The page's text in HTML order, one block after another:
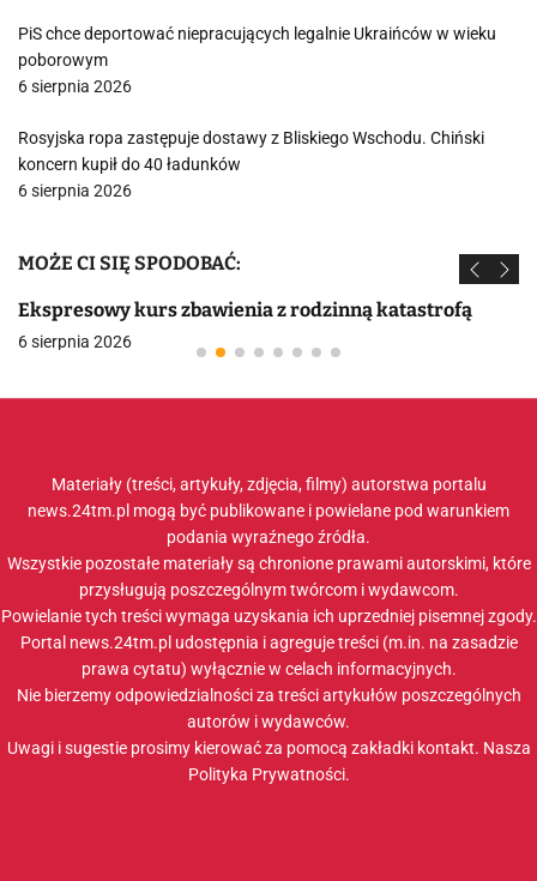
PiS chce deportować niepracujących legalnie Ukraińców w wieku
poborowym
6 sierpnia 2026
Rosyjska ropa zastępuje dostawy z Bliskiego Wschodu. Chiński
koncern kupił do 40 ładunków
6 sierpnia 2026
MOŻE CI SIĘ SPODOBAĆ:
Ekspresowy kurs zbawienia z rodzinną katastrofą
6 sierpnia 2026
Materiały (treści, artykuły, zdjęcia, filmy) autorstwa portalu
news.24tm.pl mogą być publikowane i powielane pod warunkiem
podania wyraźnego źródła.
Wszystkie pozostałe materiały są chronione prawami autorskimi, które
przysługują poszczególnym twórcom i wydawcom.
Powielanie tych treści wymaga uzyskania ich uprzedniej pisemnej zgody.
Portal news.24tm.pl udostępnia i agreguje treści (m.in. na zasadzie
prawa cytatu) wyłącznie w celach informacyjnych.
Nie bierzemy odpowiedzialności za treści artykułów poszczególnych
autorów i wydawców.
Uwagi i sugestie prosimy kierować za pomocą zakładki kontakt. Nasza
Polityka Prywatności.